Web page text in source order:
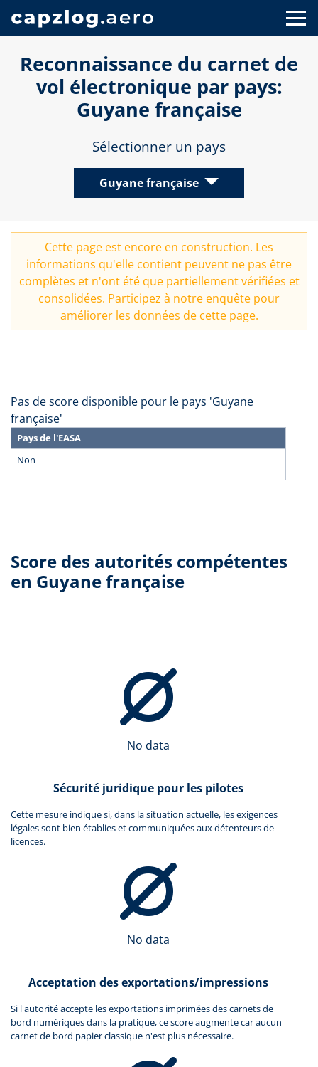
Reconnaissance du carnet de
vol électronique par pays:
Guyane française
Sélectionner un pays
Guyane française
Cette page est encore en construction. Les
informations qu'elle contient peuvent ne pas être
complètes et n'ont été que partiellement vérifiées et
consolidées. Participez à notre enquête pour
améliorer les données de cette page.
Pas de score disponible pour le pays 'Guyane
française'
Pays de l'EASA
Non
Score des autorités compétentes
en Guyane française
No data
Sécurité juridique pour les pilotes
Cette mesure indique si, dans la situation actuelle, les exigences
légales sont bien établies et communiquées aux détenteurs de
licences.
No data
Acceptation des exportations/impressions
Si l'autorité accepte les exportations imprimées des carnets de
bord numériques dans la pratique, ce score augmente car aucun
carnet de bord papier classique n'est plus nécessaire.